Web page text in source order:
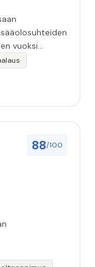
vuoksi
on oikein
tehtiin
maalareille:
88/100